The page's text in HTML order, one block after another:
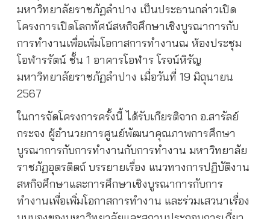
มหาวิทยาลัยราชภัฏลำปาง เป็นประธานกล่าวเปิด
โครงการเปิดโลกทัศน์สหกิจศึกษาเชิงบูรณาการกับ
การทำงานเพื่อเพิ่มโอกาสการทำงานณ ห้องประชุม
โอฬารรัตน์ ชั้น 1 อาคารโอฬาร โรจน์หิรัญ
มหาวิทยาลัยราชภัฏลำปาง เมื่อวันที่ 19 มิถุนายน
2567
ในการจัดโครงการครั้งนี้ ได้รับเกียรติจาก อ.สารัลย์
กระจง ผู้อำนวยการศูนย์พัฒนาคุณภาพการศึกษา
บูรณาการกับการทำงานกับการทำงาน มหาวิทยาลัย
ราชภัฏอุตรดิตถ์ บรรยายเรื่อง แนวทางการปฏิบัติงาน
สหกิจศึกษาและการศึกษาเชิงบูรณาการกับการ
ทำงานเพื่อเพิ่มโอกาสการทำงาน และร่วมเสวนาเรื่อง